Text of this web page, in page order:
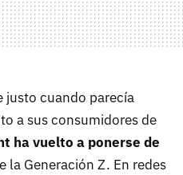
justo cuando parecía
a sus consumidores de
ha vuelto a ponerse de
la Generación Z. En redes